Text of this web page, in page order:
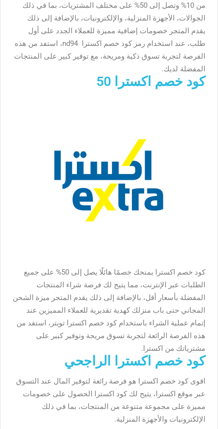
من 10% وتصل إلى 50% على مختلف المشتريات، بما في ذلك
الجوالات، الأجهزة المنزلية، والإلكترونيات، بالإضافة إلى ذلك
يقدم المتجر خصومات إضافية مميزة للعملاء الجدد على أول
طلب، عند استخدام رمز كود خصم اكسترا nd94،
استفد من هذه
الفرصة لتجربة تسوق ذكية ومريحة، مع توفير كبير على المنتجات
المفضلة لديك.
كود خصم اكسترا 50
كود خصم اكسترا يمنحك خصمًا هائلًا يصل إلى 50% على جميع
الطلبات عبر الإنترنت، مما يتيح لك فرصة شراء المنتجات
المفضلة بأسعار أقل، بالإضافة إلى ذلك يقدم المتجر ميزة الشحن
المجاني حتى باب منزلك كهدية تقديرية للعملاء المميزين عند
إتمام عملية الشراء باستخدام كود خصم اكسترا تويتر، استفد من
هذه الفرصة الرائعة لتجربة تسوق مريحة وتوفير كبير على
مشترياتك من اكسترا.
كود خصم اكسترا الراجحي
اقوى كود خصم اكسترا هو فرصة رائعة لتوفير المال عند التسوق
عبر موقع اكسترا، يتيح لك كود اكسترا الحصول على خصومات
مميزة على مجموعة متنوعة من المنتجات، بما في ذلك
الإلكترونيات والأجهزة المنزلية.